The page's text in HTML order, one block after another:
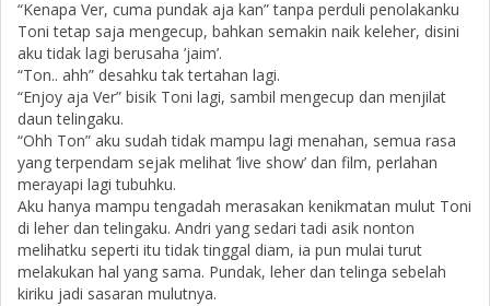
“Kenapa Ver, cuma pundak aja kan” tanpa perduli penolakanku
Toni tetap saja mengecup, bahkan semakin naik keleher, disini
aku tidak lagi berusaha ’jaim’.
“Ton.. ahh” desahku tak tertahan lagi.
“Enjoy aja Ver” bisik Toni lagi, sambil mengecup dan menjilat
daun telingaku.
“Ohh Ton” aku sudah tidak mampu lagi menahan, semua rasa
yang terpendam sejak melihat ’live show’ dan film, perlahan
merayapi lagi tubuhku.
Aku hanya mampu tengadah merasakan kenikmatan mulut Toni
di leher dan telingaku. Andri yang sedari tadi asik nonton
melihatku seperti itu tidak tinggal diam, ia pun mulai turut
melakukan hal yang sama. Pundak, leher dan telinga sebelah
kiriku jadi sasaran mulutnya.